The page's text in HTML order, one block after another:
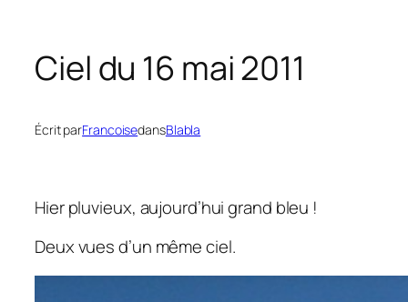
Ciel du 16 mai 2011
Écrit parFrancoisedansBlabla
Hier pluvieux, aujourd’hui grand bleu !
Deux vues d’un même ciel.